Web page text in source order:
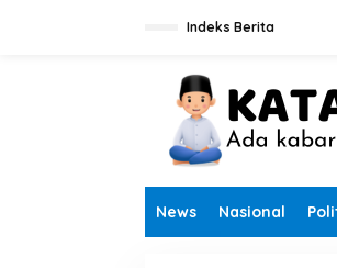
Indeks Berita
News Nasional